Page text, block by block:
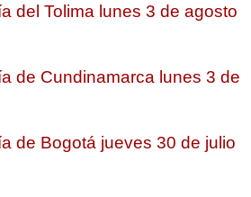
del Tolima lunes 3 de agosto
de Cundinamarca lunes 3 de
de Bogotá jueves 30 de julio